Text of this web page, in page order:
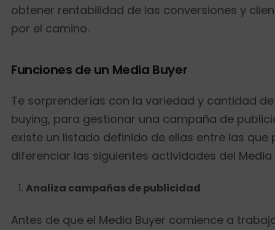
obtener rentabilidad de las conversiones y
por el camino.
Funciones de un Media Buyer
Te sorprenderías con la variedad y cantidad
buying, para gestionar una campaña de
existe un listado definido de ellas entre las que
diferenciar las siguientes actividades del
Analiza campañas de publicidad
Antes de que el Media Buyer comience a